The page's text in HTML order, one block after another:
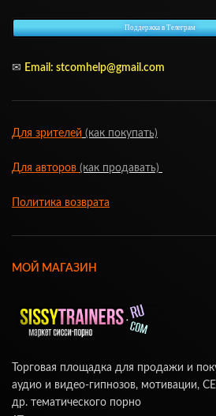
Поддержка в Телеграм
✉ Email: stcomhelp@gmail.com
Для зрителей (как покупать)
Для авторов (как продавать)
Политика возврата
МОЙ МАГАЗИН
Торговая площадка для продажи и
аудио и видео-гипнозов, мотивации,
др. тематического порно